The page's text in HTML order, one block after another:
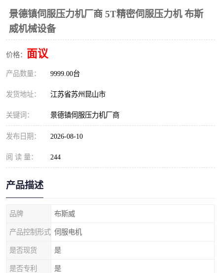
景德镇伺服压力机厂商 5T精密伺服压力机 布斯
威机械设备
价格： 面议
产品数量： 9999.00台
发货地址： 江苏省苏州昆山市
关键词： 景德镇伺服压力机厂商
发布日期： 2026-08-10
阅 读 量： 244
产品描述
品牌 布斯威
产品控制形式 伺服电机
是否现货 是
是否专利 是